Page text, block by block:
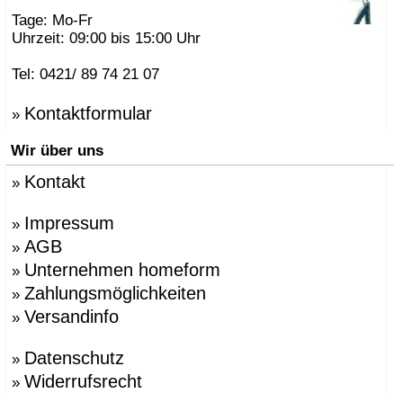
Tage: Mo-Fr
Uhrzeit: 09:00 bis 15:00 Uhr
Tel: 0421/ 89 74 21 07
» Kontaktformular
Wir über uns
» Kontakt
» Impressum
» AGB
» Unternehmen homeform
» Zahlungsmöglichkeiten
» Versandinfo
» Datenschutz
» Widerrufsrecht